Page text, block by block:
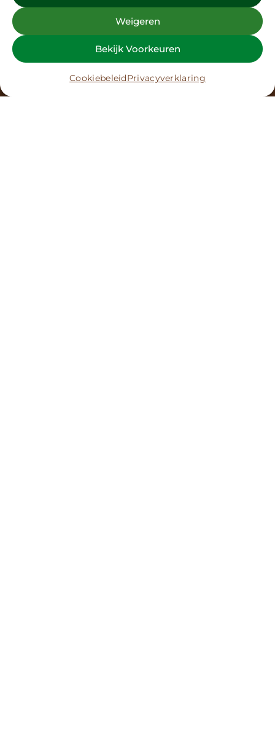
Weigeren
Bekijk Voorkeuren
CookiebeleidPrivacyverklaring